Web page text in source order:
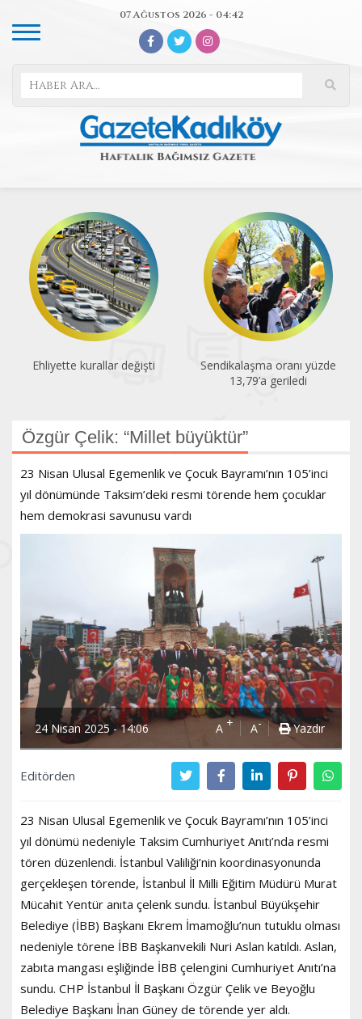
07 Ağustos 2026 - 04:42
Ehliyette kurallar değişti
Sendikalaşma oranı yüzde
13,79’a geriledi
Özgür Çelik: “Millet büyüktür”
23 Nisan Ulusal Egemenlik ve Çocuk Bayramı’nın 105’inci
yıl dönümünde Taksim’deki resmi törende hem çocuklar
hem demokrasi savunusu vardı
24 Nisan 2025 - 14:06 A + A- Yazdır
Editörden
23 Nisan Ulusal Egemenlik ve Çocuk Bayramı’nın 105’inci
yıl dönümü nedeniyle Taksim Cumhuriyet Anıtı’nda resmi
tören düzenlendi. İstanbul Valiliği’nin koordinasyonunda
gerçekleşen törende, İstanbul İl Milli Eğitim Müdürü Murat
Mücahit Yentür anıta çelenk sundu. İstanbul Büyükşehir
Belediye (İBB) Başkanı Ekrem İmamoğlu’nun tutuklu olması
nedeniyle törene İBB Başkanvekili Nuri Aslan katıldı. Aslan,
zabıta mangası eşliğinde İBB çelengini Cumhuriyet Anıtı’na
sundu. CHP İstanbul İl Başkanı Özgür Çelik ve Beyoğlu
Belediye Başkanı İnan Güney de törende yer aldı.